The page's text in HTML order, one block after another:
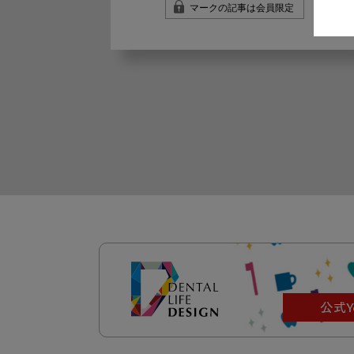
マークの記事は会員限定